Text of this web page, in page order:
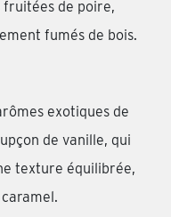
fruitées de poire,
fumés de bois.
exotiques de
de vanille, qui
texture équilibrée,